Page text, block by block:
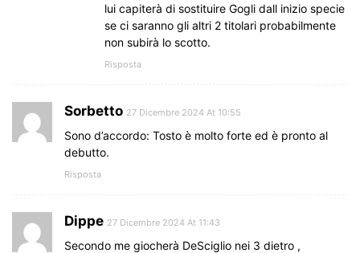
lui capiterà di sostituire Gogli dall inizio specie
se ci saranno gli altri 2 titolari probabilmente
non subirà lo scotto.
Risposta
Sorbetto 27 Dicembre 2024 At 10:55
Sono d’accordo: Tosto è molto forte ed è pronto al
debutto.
Risposta
Dippe 27 Dicembre 2024 At 11:43
Secondo me giocherà DeSciglio nei 3 dietro ,